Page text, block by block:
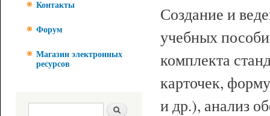
Контакты
Форум
Магазин электронных
ресурсов
Форма поиска Поиск
Создание и
учебных
комплекта
карточек,
и др.), анализ